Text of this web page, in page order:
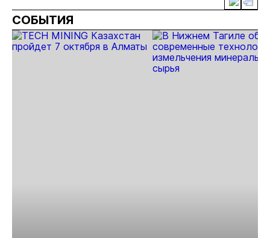
СОБЫТИЯ